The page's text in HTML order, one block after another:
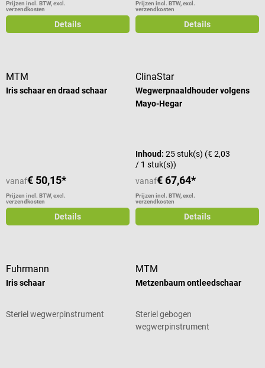
Prijzen incl. BTW, excl.
verzendkosten
Details
Prijzen incl. BTW, excl.
verzendkosten
Details
MTM
Iris schaar en draad schaar
vanaf€ 50,15*
Prijzen incl. BTW, excl.
verzendkosten
Details
ClinaStar
Wegwerpnaaldhouder volgens
Mayo-Hegar
Inhoud:25 stuk(s) (€ 2,03
/ 1 stuk(s))
vanaf€ 67,64*
Prijzen incl. BTW, excl.
verzendkosten
Details
Fuhrmann
Iris schaar
Steriel wegwerpinstrument
MTM
Metzenbaum ontleedschaar
Steriel gebogen
wegwerpinstrument